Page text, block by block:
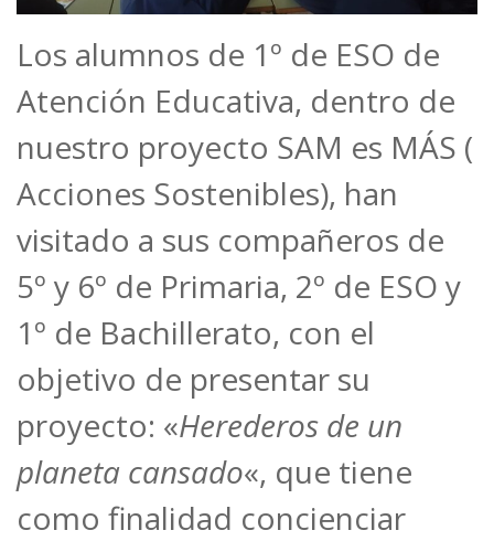
Los alumnos de 1º de ESO de
Atención Educativa, dentro de
nuestro proyecto SAM es MÁS (
Acciones Sostenibles), han
visitado a sus compañeros de
5º y 6º de Primaria, 2º de ESO y
1º de Bachillerato, con el
objetivo de presentar su
proyecto: «Herederos de un
planeta cansado«, que tiene
como finalidad concienciar